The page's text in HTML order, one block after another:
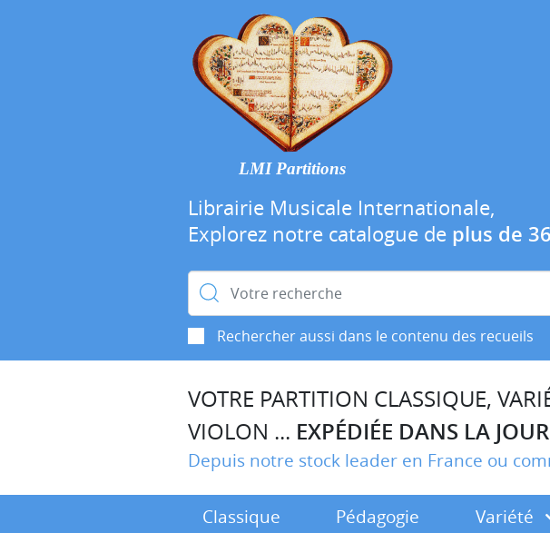
LMI Partitions
Librairie Musicale Internationale,
Explorez notre catalogue de plus de
Rechercher :
Rechercher aussi dans le contenu des recueils
VOTRE PARTITION CLASSIQUE,
VIOLON ... EXPÉDIÉE DANS LA
Depuis notre stock leader en France ou
Classique Pédagogie Variété